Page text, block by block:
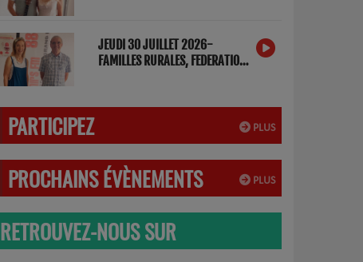
JEUDI 30 JUILLET 2026-
FAMILLES RURALES, FEDERATION
PLUS
PARTICIPEZ
PLUS
PROCHAINS ÉVÈNEMENTS
RETROUVEZ-NOUS SUR